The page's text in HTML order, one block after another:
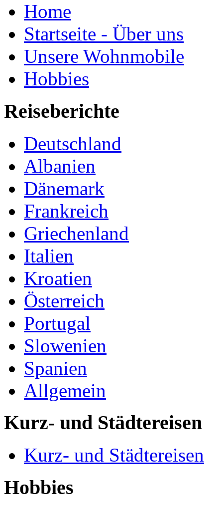
Home
Startseite - Über uns
Unsere Wohnmobile
Hobbies
Reiseberichte
Deutschland
Albanien
Dänemark
Frankreich
Griechenland
Italien
Kroatien
Österreich
Portugal
Slowenien
Spanien
Allgemein
Kurz- und Städtereisen
Kurz- und Städtereisen
Hobbies